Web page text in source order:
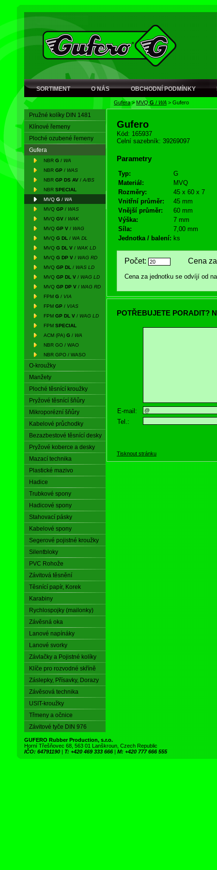
SORTIMENT O NÁS OBCHODNÍ PODMÍNKY
Gufera> MVQG / WA > Gufero
Pružné kolíky DIN 1481
Klínové řemeny
Ploché ozubené řemeny
Gufera
NBR G / WA
NBR GP / WAS
NBR GP DS AV / A/BS
NBR SPECIAL
MVQ G / WA
MVQ GP / WAS
MVQ GV / WAK
MVQ GP V / WAG
MVQ G DL / WA DL
MVQ G DL V / WAK LD
MVQ G DP V / WAG RD
MVQ GP DL / WAS LD
MVQ GP DL V / WAG LD
MVQ GP DP V / WAG RD
FPM G / VIA
FPM GP / VIAS
FPM GP DL V / WAG LD
FPM SPECIAL
ACM (PA) G / WA
NBR GO / WAO
NBR GPO / WASO
O-kroužky
Manžety
Ploché těsnící kroužky
Pryžové těsnící šňůry
Mikroporézní šňůry
Kabelové průchodky
Bezazbestové těsnící desky
Pryžové koberce a desky
Mazací technika
Plastické mazivo
Hadice
Trubkové spony
Hadicové spony
Stahovací pásky
Kabelové spony
Segerové pojistné kroužky
Silentbloky
PVC Rohože
Závitová těsnění
Těsnící papír, Korek
Karabiny
Rychlospojky (mailonky)
Závěsná oka
Lanové napínáky
Lanové svorky
Závlačky a Pojistné kolíky
Klíče pro rozvodné skříně
Záslepky, Přísavky, Dorazy
Závěsová technika
USIT-kroužky
Třmeny a očnice
Závitové tyče DIN 976
Gufero
Kód: 165937
Celní sazebník: 39269097
Parametry
Typ:
G
Materiál:
MVQ
Rozměry:
45 x 60 x 7
Vnitřní průměr:
45 mm
Vnější průměr:
60 mm
Výška:
7 mm
Síla:
7,00 mm
Jednotka / balení: ks
Počet: Cena za
Cena za jednotku se odvíjí od
POTŘEBUJETE PORADIT?
E-mail:
Tel.:
Tisknout stránku
GUFERO Rubber Production, s.r.o.
Horní Třešňovec 68, 563 01 Lanškroun, Czech Republic
IČO: 64791190 | T: +420 469 333 666 | M: +420 777 666 555